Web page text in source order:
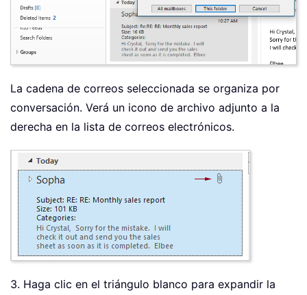
La cadena de correos seleccionada se organiza por
conversación. Verá un icono de archivo adjunto a la
derecha en la lista de correos electrónicos.
3. Haga clic en el triángulo blanco para expandir la